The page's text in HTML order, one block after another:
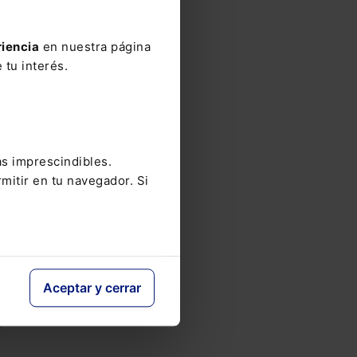
en nuestra página
tu interés.
imprescindibles.
en tu navegador. Si
Aceptar y cerrar